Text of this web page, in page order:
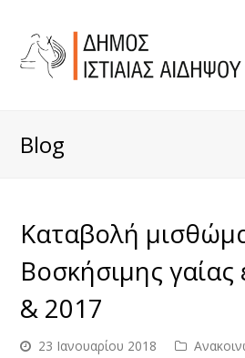
Blog
Καταβολή
Βοσκήσιμης
& 2017
23 Ιανουαρίου 2018